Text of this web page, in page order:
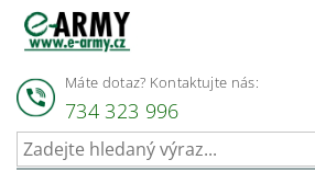
Máte dotaz? Kontaktujte nás:
734 323 996